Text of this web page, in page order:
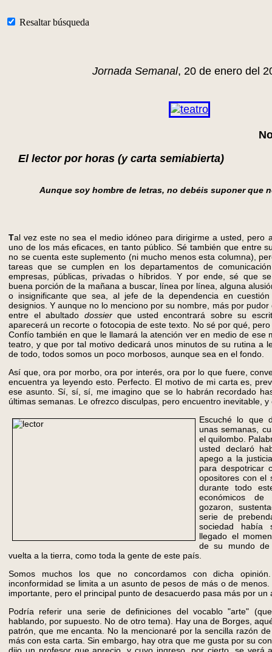
Resaltar búsqueda
Jornada Semanal, 20 de enero del
El lector por horas (y carta semiabierta)
Aunque soy hombre de letras, no debéis suponer que
Tal vez este no sea el medio idóneo para dirigirme a usted, pero
uno de los más eficaces, en tanto público. Sé también que entre
no se cuenta este suplemento (ni mucho menos esta columna),
tareas que se cumplen en los departamentos de
empresas, públicas, privadas o híbridos. Y por ende, sé que
buena porción de la mañana a buscar, línea por línea, alguna
o insignificante que sea, al jefe de la dependencia en
designios. Y aunque no lo menciono por su nombre, más por
entre el abultado dossierque usted encontrará sobre su
aparecerá un recorte o fotocopia de este texto. No sé por qué,
Confío también en que le llamará la atención ver en medio de ese
teatro, y que por tal motivo dedicará unos minutos de su rutina a
de todo, todos somos un poco morbosos, aunque sea en el fondo.
Así que, ora por morbo, ora por interés, ora por lo que fuere,
encuentra ya leyendo esto. Perfecto. El motivo de mi carta es,
ese asunto. Sí, sí, sí, me imagino que se lo habrán recordado
últimas semanas. Le ofrezco disculpas, pero encuentro inevitable,
Escuché lo que
unas semanas,
el quilombo.
usted declaró
apego a la
para despotricar
opositores con el
durante todo
económicos de
gozaron,
serie de
sociedad
llegado el
de su mundo
vuelta a la tierra, como toda la gente de este país.
Somos muchos los que no concordamos con dicha
inconformidad se limita a un asunto de pesos de más o de
importante, pero el principal punto de desacuerdo pasa más por
Podría referir una serie de definiciones del vocablo "arte"
hablando, por supuesto. No de otro tema). Hay una de Borges,
patrón, que me encanta. No la mencionaré por la sencilla razón
más con esta carta. Sin embargo, hay otra que me gusta por su